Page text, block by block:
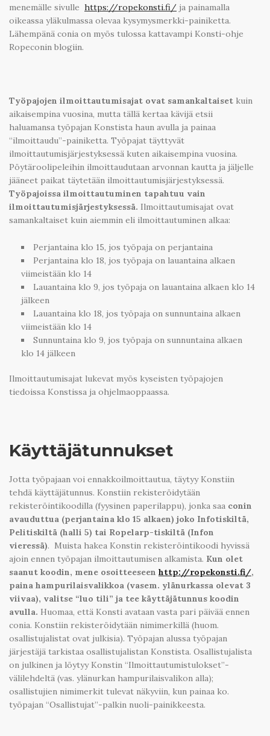
menemälle sivulle https://ropekonsti.fi/ ja painamalla
oikeassa yläkulmassa olevaa kysymysmerkki-painiketta.
Lähempänä conia on myös tulossa kattavampi Konsti-ohje
Ropeconin blogiin.
Työpajojen ilmoittautumisajat ovat samankaltaiset kuin
aikaisempina vuosina, mutta tällä kertaa kävijä etsii
haluamansa työpajan Konstista haun avulla ja painaa
“ilmoittaudu”-painiketta. Työpajat täyttyvät
ilmoittautumisjärjestyksessä kuten aikaisempina vuosina.
Pöytäroolipeleihin ilmoittaudutaan arvonnan kautta ja jäljelle
jääneet paikat täytetään ilmoittautumisjärjestyksessä.
Työpajoissa ilmoittautuminen tapahtuu vain
ilmoittautumisjärjestyksessä. Ilmoittautumisajat ovat
samankaltaiset kuin aiemmin eli ilmoittautuminen alkaa:
Perjantaina klo 15, jos työpaja on perjantaina
Perjantaina klo 18, jos työpaja on lauantaina alkaen
viimeistään klo 14
Lauantaina klo 9, jos työpaja on lauantaina alkaen klo 14
jälkeen
Lauantaina klo 18, jos työpaja on sunnuntaina alkaen
viimeistään klo 14
Sunnuntaina klo 9, jos työpaja on sunnuntaina alkaen
klo 14 jälkeen
Ilmoittautumisajat lukevat myös kyseisten työpajojen
tiedoissa Konstissa ja ohjelmaoppaassa.
Käyttäjätunnukset
Jotta työpajaan voi ennakkoilmoittautua, täytyy Konstiin
tehdä käyttäjätunnus. Konstiin rekisteröidytään
rekisteröintikoodilla (fyysinen paperilappu), jonka saa conin
avauduttua (perjantaina klo 15 alkaen) joko Infotiskiltä,
Pelitiskiltä (halli 5) tai Ropelarp-tiskiltä (Infon
vieressä). Muista hakea Konstin rekisteröintikoodi hyvissä
ajoin ennen työpajan ilmoittautumisen alkamista. Kun olet
saanut koodin, mene osoitteeseen http://ropekonsti.fi/,
paina hampurilaisvalikkoa (vasem. ylänurkassa olevat 3
viivaa), valitse “luo tili” ja tee käyttäjätunnus koodin
avulla. Huomaa, että Konsti avataan vasta pari päivää ennen
conia. Konstiin rekisteröidytään nimimerkillä (huom.
osallistujalistat ovat julkisia). Työpajan alussa työpajan
järjestäjä tarkistaa osallistujalistan Konstista. Osallistujalista
on julkinen ja löytyy Konstin “Ilmoittautumistulokset”-
välilehdeltä (vas. ylänurkan hampurilaisvalikon alla);
osallistujien nimimerkit tulevat näkyviin, kun painaa ko.
työpajan “Osallistujat”-palkin nuoli-painikkeesta.